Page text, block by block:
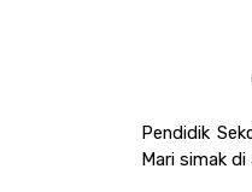
Pendidik
Mari simak